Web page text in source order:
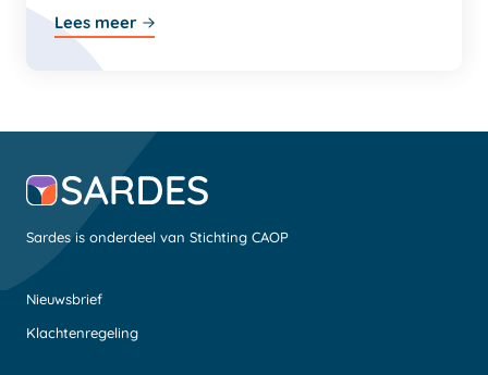
Lees meer
Sardes is onderdeel van Stichting CAOP
Nieuwsbrief
Klachtenregeling